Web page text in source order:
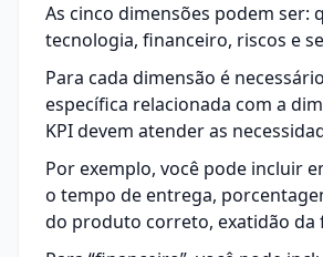
As cinco dimensões podem ser:
tecnologia, financeiro, riscos e
Para cada dimensão é
específica relacionada com a
KPI devem atender as
Por exemplo, você pode incluir
o tempo de entrega,
do produto correto, exatidão da